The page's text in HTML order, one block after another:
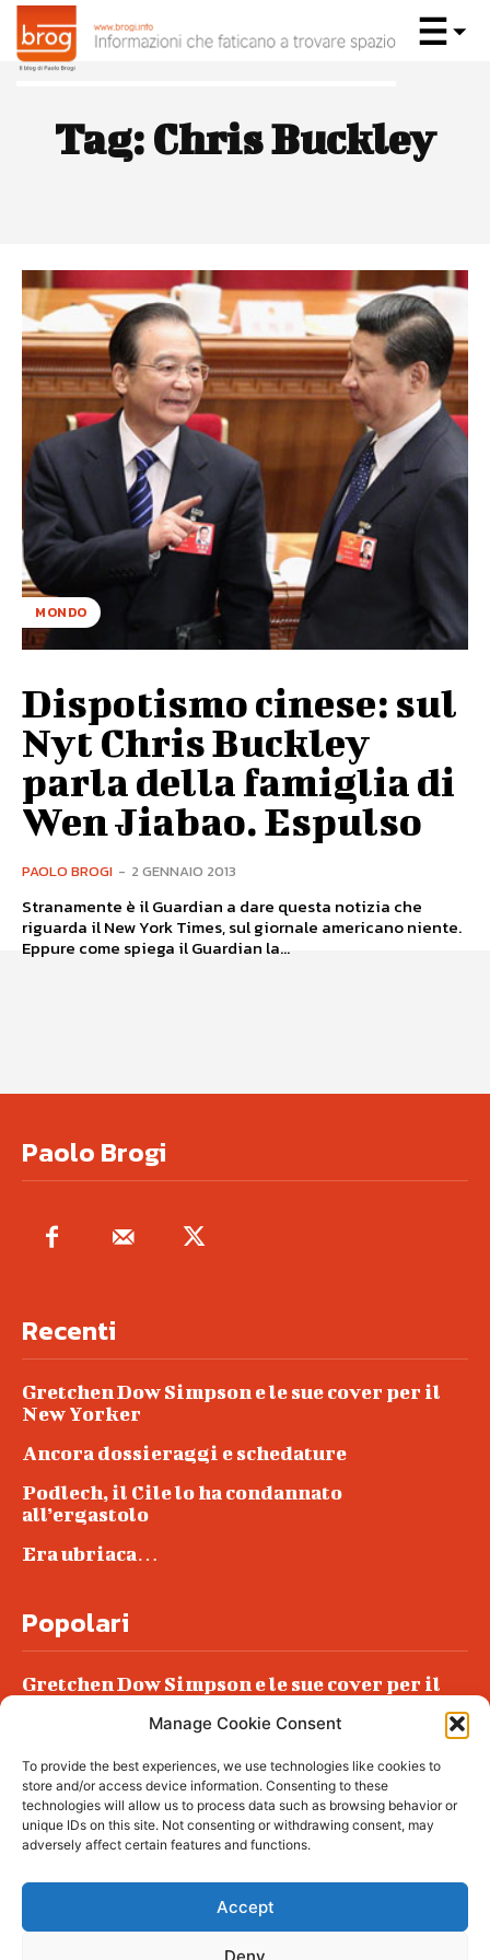
Manage Cookie Consent
To provide the best experiences, we use technologies like cookies to
store and/or access device information. Consenting to these
technologies will allow us to process data such as browsing behavior or
unique IDs on this site. Not consenting or withdrawing consent, may
adversely affect certain features and functions.
Accept
Deny
Tag: Chris Buckley
MONDO
Dispotismo cinese: sul
Nyt Chris Buckley
parla della famiglia di
Wen Jiabao. Espulso
PAOLO BROGI - 2 GENNAIO 2013
Stranamente è il Guardian a dare questa notizia che
riguarda il New York Times, sul giornale americano niente.
Eppure come spiega il Guardian la...
Paolo Brogi
Recenti
Gretchen Dow Simpson e le sue cover per il
New Yorker
Ancora dossieraggi e schedature
Podlech, il Cile lo ha condannato
all’ergastolo
Era ubriaca…
Popolari
Gretchen Dow Simpson e le sue cover per il
Podlech, il Cile lo ha condannato
all’ergastolo
Era ubriaca…